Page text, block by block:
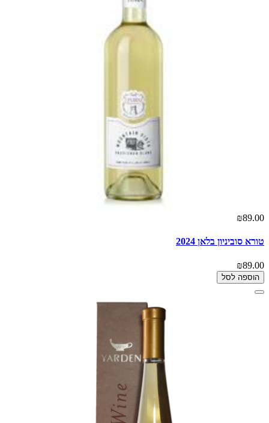
₪89.00
טורא סוביניון בלאן 2024
₪89.00
הוספה לסל